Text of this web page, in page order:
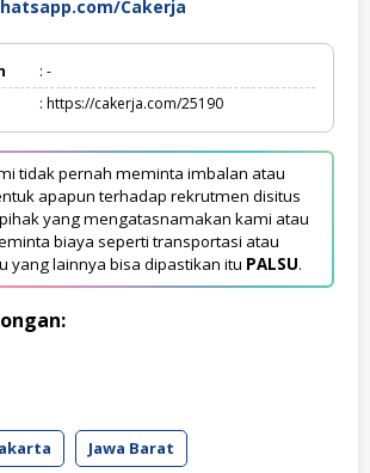
Cakerja
: -
: https://cakerja.com/25190
tidak pernah meminta imbalan atau
apapun terhadap rekrutmen disitus
yang mengatasnamakan kami atau
biaya seperti transportasi atau
yang lainnya bisa dipastikan itu PALSU.
Jawa Barat